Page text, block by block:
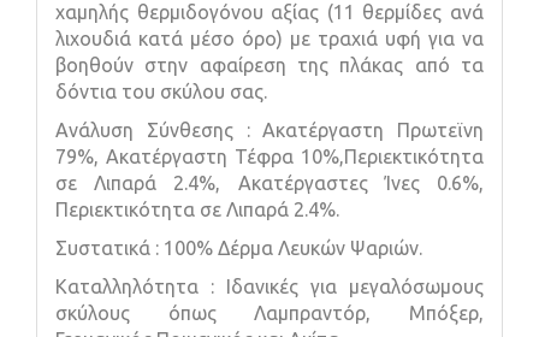
χαμηλής θερμιδογόνου αξίας (11 θερμίδες ανά
λιχουδιά κατά μέσο όρο) με τραχιά υφή για να
βοηθούν στην αφαίρεση της πλάκας από τα
δόντια του σκύλου σας.
Ανάλυση Σύνθεσης :Aκατέργαστη Πρωτεϊνη
79%, Ακατέργαστη Τέφρα 10%,Περιεκτικότητα
σε Λιπαρά 2.4%, Ακατέργαστες Ίνες 0.6%,
Περιεκτικότητα σε Λιπαρά 2.4%.
Συστατικά : 100% Δέρμα Λευκών Ψαριών.
Καταλληλότητα : Iδανικές για μεγαλόσωμους
σκύλους όπως Λαμπραντόρ, Μπόξερ,